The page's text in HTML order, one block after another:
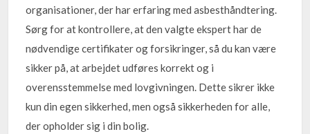
organisationer, der har erfaring med asbesthåndtering.
Sørg for at kontrollere, at den valgte ekspert har de
nødvendige certifikater og forsikringer, så du kan være
sikker på, at arbejdet udføres korrekt og i
overensstemmelse med lovgivningen. Dette sikrer ikke
kun din egen sikkerhed, men også sikkerheden for alle,
der opholder sig i din bolig.